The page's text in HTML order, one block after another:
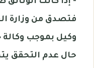
فتصدق من وزارة
وكيل بموجب وكالة
حال عدم التحقق